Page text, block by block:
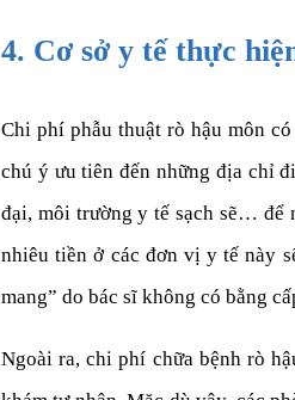
4. Cơ sở y tế thực
Chi phí phẫu thuật rò hậu môn
chú ý ưu tiên đến những địa chỉ
đại, môi trường y tế sạch sẽ… để
nhiêu tiền ở các đơn vị y tế này
mang” do bác sĩ không có bằng
Ngoài ra, chi phí chữa bệnh rò